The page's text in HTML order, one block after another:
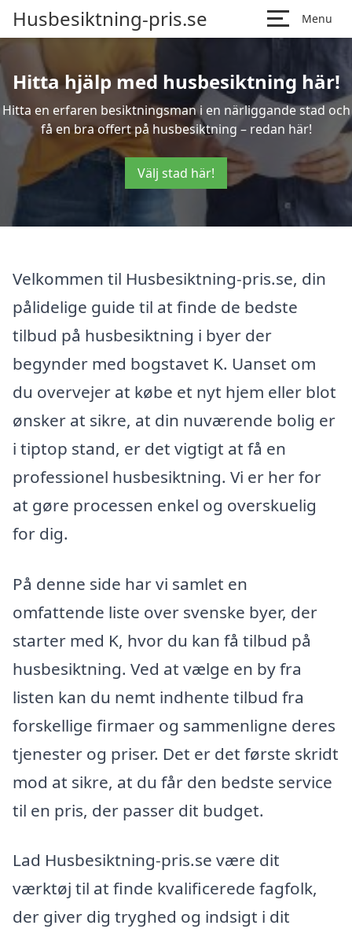
Husbesiktning-pris.se Menu
Hitta hjälp med husbesiktning här!
Hitta en erfaren besiktningsman i en närliggande stad och
få en bra offert på husbesiktning – redan här!
Välj stad här!
Velkommen til Husbesiktning-pris.se, din
pålidelige guide til at finde de bedste
tilbud på husbesiktning i byer der
begynder med bogstavet K. Uanset om
du overvejer at købe et nyt hjem eller blot
ønsker at sikre, at din nuværende bolig er
i tiptop stand, er det vigtigt at få en
professionel husbesiktning. Vi er her for
at gøre processen enkel og overskuelig
for dig.
På denne side har vi samlet en
omfattende liste over svenske byer, der
starter med K, hvor du kan få tilbud på
husbesiktning. Ved at vælge en by fra
listen kan du nemt indhente tilbud fra
forskellige firmaer og sammenligne deres
tjenester og priser. Det er det første skridt
mod at sikre, at du får den bedste service
til en pris, der passer dit budget.
Lad Husbesiktning-pris.se være dit
værktøj til at finde kvalificerede fagfolk,
der giver dig tryghed og indsigt i dit